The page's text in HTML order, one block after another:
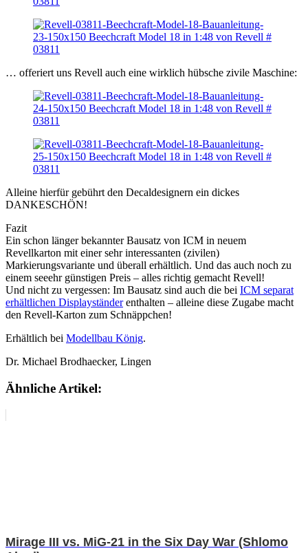
… offeriert uns Revell auch eine wirklich hübsche zivile Maschine:
Alleine hierfür gebührt den Decaldesignern ein dickes
DANKESCHÖN!
Fazit
Ein schon länger bekannter Bausatz von ICM in neuem
Revellkarton mit einer sehr interessanten (zivilen)
Markierungsvariante und überall erhältlich. Und das auch noch zu
einem seeehr günstigen Preis – alles richtig gemacht Revell!
Und nicht zu vergessen: Im Bausatz sind auch die bei ICM separat
erhältlichen Displayständerenthalten – alleine diese Zugabe macht
den Revell-Karton zum Schnäppchen!
Erhältlich bei Modellbau König.
Dr. Michael Brodhaecker, Lingen
Ähnliche Artikel:
Mirage III vs. MiG-21 in the Six Day War (Shlomo